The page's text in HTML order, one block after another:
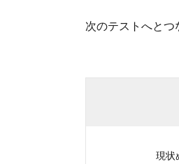
次のテストへとつ
現状ぬるい